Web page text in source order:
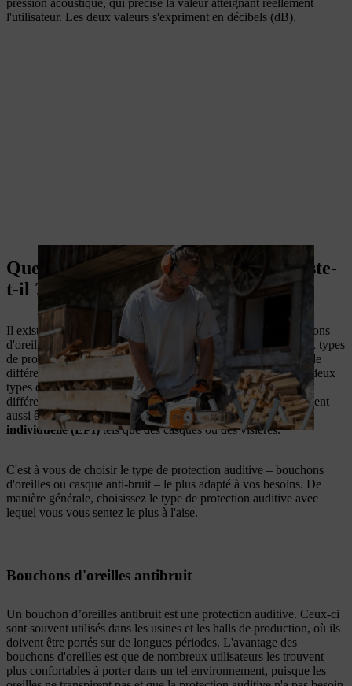
pression acoustique, qui précise la valeur atteignant réellement
l'utilisateur. Les deux valeurs s'expriment en décibels (dB).
Quels types de protection auditive existe-
t-il ?
Il existe deux types de protection auditive de base : Les bouchons
d'oreilles antibruit et les casques antibruit. Important : les deux types
de protection offrent une protection identique, car il n'y a pas de
différence fondamentale en matière de protection sonore. Les deux
types de protection auditive sont désormais disponibles dans
différents modèles adaptés aux différentes utilisations. Ils peuvent
aussi être combinés à d'autreséquipements de protection
individuelle (EPI)tels que des casques ou des visières.
C'est à vous de choisir le type de protection auditive – bouchons
d'oreilles ou casque anti-bruit – le plus adapté à vos besoins. De
manière générale, choisissez le type de protection auditive avec
lequel vous vous sentez le plus à l'aise.
Bouchons d'oreilles antibruit
Un bouchon d’oreilles antibruit est une protection auditive. Ceux-ci
sont souvent utilisés dans les usines et les halls de production, où ils
doivent être portés sur de longues périodes. L'avantage des
bouchons d'oreilles est que de nombreux utilisateurs les trouvent
plus confortables à porter dans un tel environnement, puisque les